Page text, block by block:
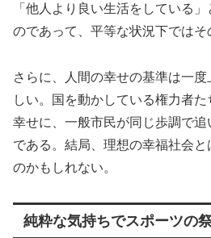
「他人より良い生活をしている
のであって、平等な状況下ではそ
さらに、人間の幸せの基準は一
しい。国を動かしている権力者
幸せに、一般市民が同じ歩調で
である。結局、理想の幸福社会
のかもしれない。
純粋な気持ちでスポーツの